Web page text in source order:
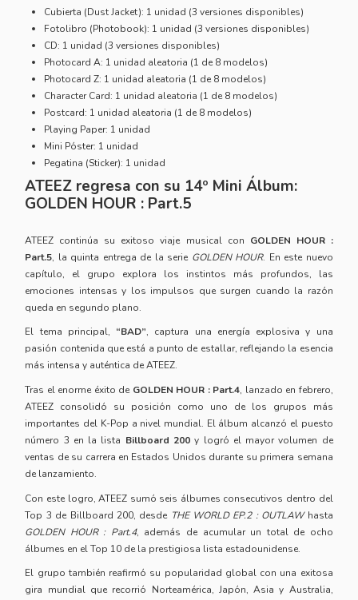
Cubierta (Dust Jacket): 1 unidad (3 versiones disponibles)
Fotolibro (Photobook): 1 unidad (3 versiones disponibles)
CD: 1 unidad (3 versiones disponibles)
Photocard A: 1 unidad aleatoria (1 de 8 modelos)
Photocard Z: 1 unidad aleatoria (1 de 8 modelos)
Character Card: 1 unidad aleatoria (1 de 8 modelos)
Postcard: 1 unidad aleatoria (1 de 8 modelos)
Playing Paper: 1 unidad
Mini Póster: 1 unidad
Pegatina (Sticker): 1 unidad
ATEEZ regresa con su 14º Mini Álbum:
GOLDEN HOUR : Part.5
ATEEZ continúa su exitoso viaje musical con GOLDEN HOUR :
Part.5, la quinta entrega de la serie GOLDEN HOUR. En este nuevo
capítulo, el grupo explora los instintos más profundos, las
emociones intensas y los impulsos que surgen cuando la razón
queda en segundo plano.
El tema principal, “BAD”, captura una energía explosiva y una
pasión contenida que está a punto de estallar, reflejando la esencia
más intensa y auténtica de ATEEZ.
Tras el enorme éxito de GOLDEN HOUR : Part.4, lanzado en febrero,
ATEEZ consolidó su posición como uno de los grupos más
importantes del K-Pop a nivel mundial. El álbum alcanzó el puesto
número 3 en la lista Billboard 200 y logró el mayor volumen de
ventas de su carrera en Estados Unidos durante su primera semana
de lanzamiento.
Con este logro, ATEEZ sumó seis álbumes consecutivos dentro del
Top 3 de Billboard 200, desde THE WORLD EP.2 : OUTLAWhasta
GOLDEN HOUR : Part.4, además de acumular un total de ocho
álbumes en el Top 10 de la prestigiosa lista estadounidense.
El grupo también reafirmó su popularidad global con una exitosa
gira mundial que recorrió Norteamérica, Japón, Asia y Australia,